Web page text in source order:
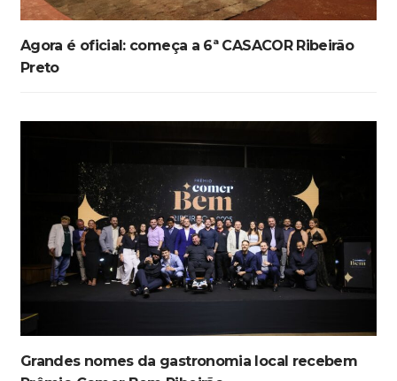
Agora é oficial: começa a 6ª CASACOR Ribeirão
Preto
Grandes nomes da gastronomia local recebem